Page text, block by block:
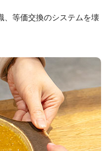
、等価交換のシステムを壊